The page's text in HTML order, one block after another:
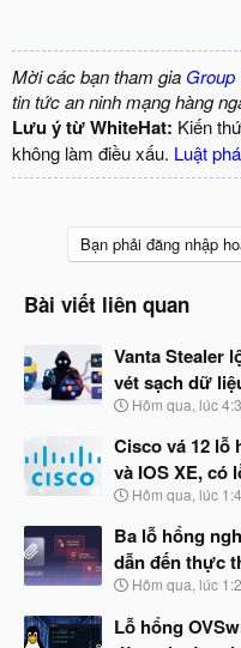
Mời các bạn tham gia Group
tin tức an ninh mạng hàng
Lưu ý từ WhiteHat: Kiến
không làm điều xấu. Luật
Bạn phải đăng nhập
Bài viết liên quan
Vanta Stealer
vét sạch dữ
N
à
b
ắ
đ
ầ
u
Hôm qua, lúc
Cisco vá 12 lỗ
và IOS XE, có
N
à
y
b
ắ
đ
Hôm qua, lúc
Ba lỗ hổng
dẫn đến thực
N
à
y
Hôm qua, lúc
Lỗ hổng